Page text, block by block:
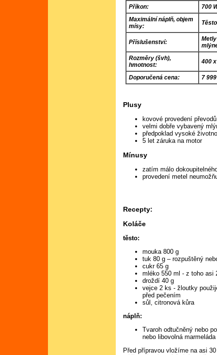
Příkon:
700
Maximální náplň, objem
mísy:
Příslušenství:
Rozměry (švh),
hmotnost:
400
Doporučená cena: 7
Plusy
kovové provedení převodů
velmi dobře vybavený
předpoklad vysoké
5 let záruka na motor
Mínusy
zatím málo
provedení metel
Recepty:
Koláče
těsto:
mouka 800 g
tuk 80 g – rozpuštěný
cukr 65 g
mléko 550 ml - z toho asi
droždí 40 g
vejce 2 ks - žloutky
před pečením
sůl, citronová kůra
náplň:
Tvaroh odtučněný nebo
nebo libovolná
Před přípravou vložíme na asi